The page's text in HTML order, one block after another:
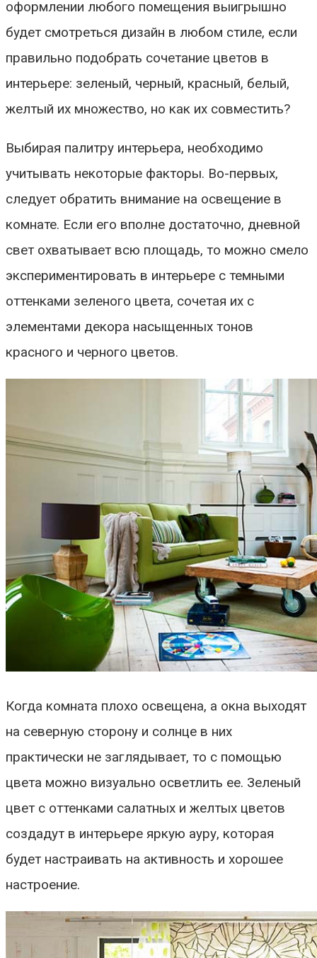
оформлении любого помещения выигрышно
будет смотреться дизайн в любом стиле, если
правильно подобрать сочетание цветов в
интерьере: зеленый, черный, красный, белый,
желтый их множество, но как их совместить?
Выбирая палитру интерьера, необходимо
учитывать некоторые факторы. Во-первых,
следует обратить внимание на освещение в
комнате. Если его вполне достаточно, дневной
свет охватывает всю площадь, то можно смело
экспериментировать в интерьере с темными
оттенками зеленого цвета, сочетая их с
элементами декора насыщенных тонов
красного и черного цветов.
Когда комната плохо освещена, а окна выходят
на северную сторону и солнце в них
практически не заглядывает, то с помощью
цвета можно визуально осветлить ее. Зеленый
цвет с оттенками салатных и желтых цветов
создадут в интерьере яркую ауру, которая
будет настраивать на активность и хорошее
настроение.